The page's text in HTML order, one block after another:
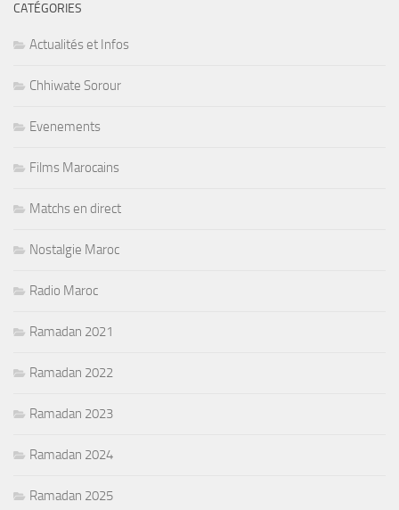
CATÉGORIES
Actualités et Infos
Chhiwate Sorour
Evenements
Films Marocains
Matchs en direct
Nostalgie Maroc
Radio Maroc
Ramadan 2021
Ramadan 2022
Ramadan 2023
Ramadan 2024
Ramadan 2025